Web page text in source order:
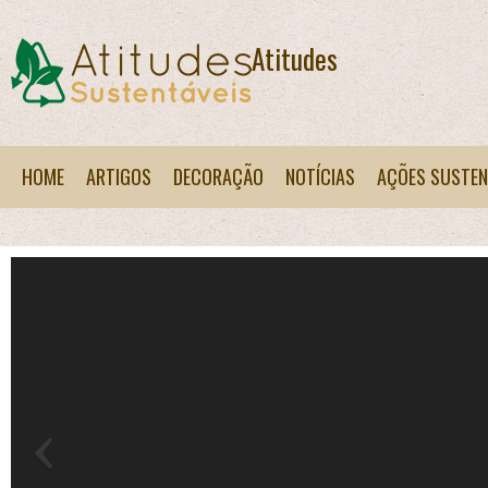
Atitudes Sustentáveis
HOME ARTIGOS DECORAÇÃO NOTÍCIAS AÇÕES